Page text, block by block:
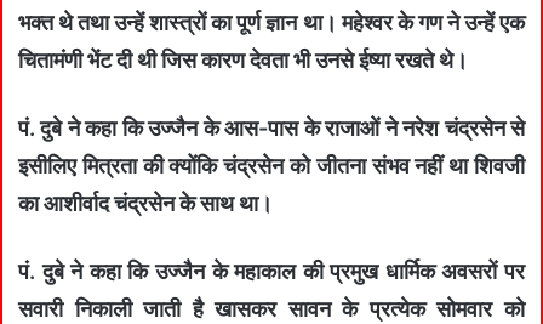
भक्त थे तथा उन्हें शास्त्रों का पूर्ण ज्ञान था। महेश्वर के गण ने उन्हें एक
चितामंणी भेंट दी थी जिस कारण देवता भी उनसे ईष्या रखते थे।
पं. दुबे ने कहा कि उज्जैन के आस-पास के राजाओं ने नरेश चंद्रसेन से
इसीलिए मित्रता की क्योंकि चंद्रसेन को जीतना संभव नहीं था शिवजी
का आशीर्वाद चंद्रसेन के साथ था।
पं. दुबे ने कहा कि उज्जैन के महाकाल की प्रमुख धार्मिक अवसरों पर
सवारी निकाली जाती है खासकर सावन के प्रत्येक सोमवार को